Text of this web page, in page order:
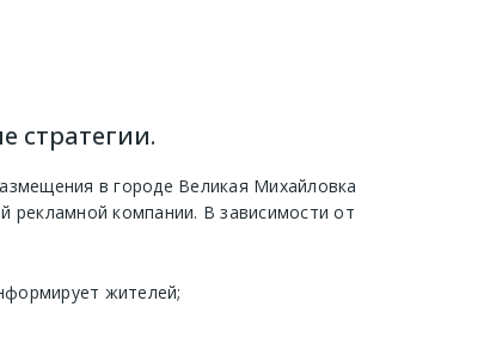
стратегии.
в городе Великая Михайловка
рекламной компании. В зависимости от
жителей;